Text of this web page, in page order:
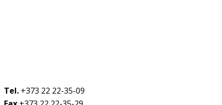
Tel. +373 22 22-35-09